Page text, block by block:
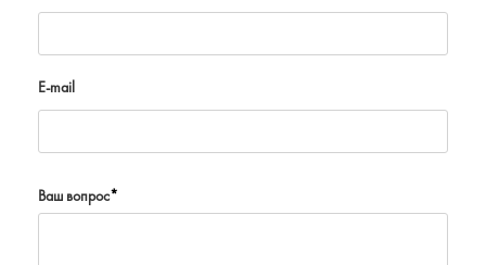
E-mail
Ваш вопрос*